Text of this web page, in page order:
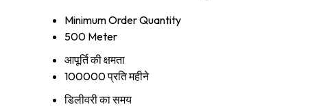
Minimum Order Quantity
500 Meter
आपूर्ति की क्षमता
100000 प्रति महीने
डिलीवरी का समय